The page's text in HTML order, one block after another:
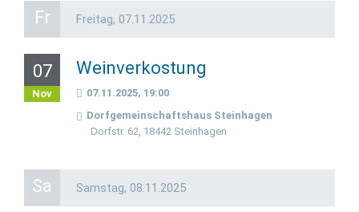
Fr Freitag, 07.11.2025
07
Nov
Weinverkostung
07.11.2025, 19:00
Dorfgemeinschaftshaus Steinhagen
Dorfstr. 62, 18442 Steinhagen
Sa Samstag, 08.11.2025